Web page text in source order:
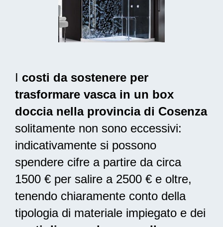
I costi da sostenere per
trasformare vasca in un box
doccia nella provincia di Cosenza
solitamente non sono eccessivi:
indicativamente si possono
spendere cifre a partire da circa
1500 € per salire a 2500 € e oltre,
tenendo chiaramente conto della
tipologia di materiale impiegato e dei